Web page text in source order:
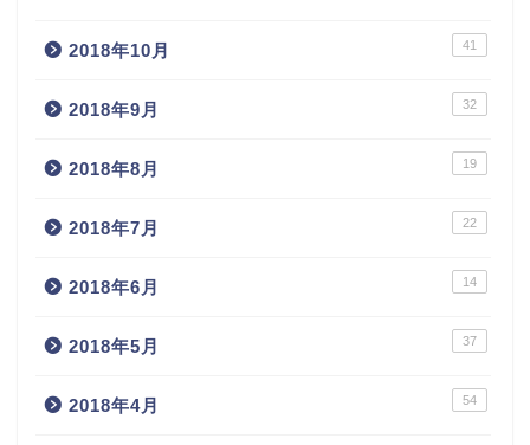
2018年10月 41
2018年9月 32
2018年8月 19
2018年7月 22
2018年6月 14
2018年5月 37
2018年4月 54